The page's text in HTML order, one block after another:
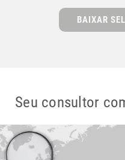
BAIXAR
Seu consultor